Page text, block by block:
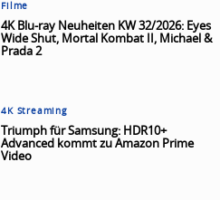
Filme
4K Blu-ray Neuheiten KW 32/2026: Eyes
Wide Shut, Mortal Kombat II, Michael &
Prada 2
4K Streaming
Triumph für Samsung: HDR10+
Advanced kommt zu Amazon Prime
Video